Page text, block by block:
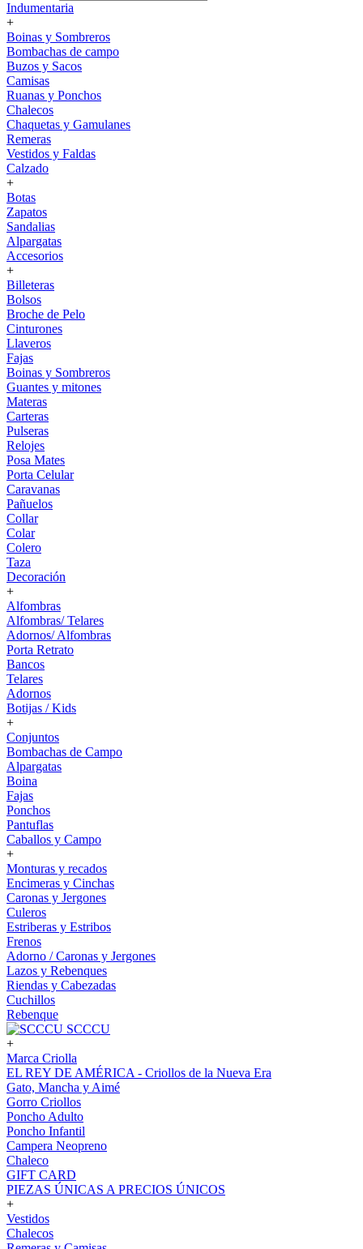
Indumentaria
+
Boinas y Sombreros
Bombachas de campo
Buzos y Sacos
Camisas
Ruanas y Ponchos
Chalecos
Chaquetas y Gamulanes
Remeras
Vestidos y Faldas
Calzado
+
Botas
Zapatos
Sandalias
Alpargatas
Accesorios
+
Billeteras
Bolsos
Broche de Pelo
Cinturones
Llaveros
Fajas
Boinas y Sombreros
Guantes y mitones
Materas
Carteras
Pulseras
Relojes
Posa Mates
Porta Celular
Caravanas
Pañuelos
Collar
Colar
Colero
Taza
Decoración
+
Alfombras
Alfombras/ Telares
Adornos/ Alfombras
Porta Retrato
Bancos
Telares
Adornos
Botijas / Kids
+
Conjuntos
Bombachas de Campo
Alpargatas
Boina
Fajas
Ponchos
Pantuflas
Caballos y Campo
+
Monturas y recados
Encimeras y Cinchas
Caronas y Jergones
Culeros
Estriberas y Estribos
Frenos
Adorno / Caronas y Jergones
Lazos y Rebenques
Riendas y Cabezadas
Cuchillos
Rebenque
SCCCU
+
Marca Criolla
EL REY DE AMÉRICA - Criollos de la Nueva Era
Gato, Mancha y Aimé
Gorro Criollos
Poncho Adulto
Poncho Infantil
Campera Neopreno
Chaleco
GIFT CARD
PIEZAS ÚNICAS A PRECIOS ÚNICOS
+
Vestidos
Chalecos